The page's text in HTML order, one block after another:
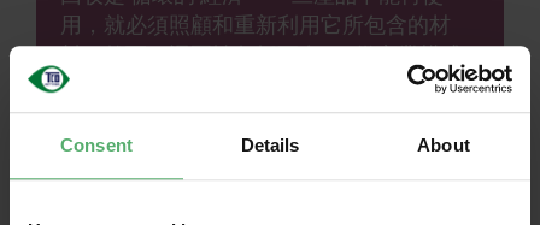
Consent Details About
用，就必須照顧和重新利用它所包含的材
料。然而，迴圈性包括更多——從商業模式
到消費者行為和物質流。大多數材料每次回
收時的價值都會降低，這使得回收成為比維
修和升級產品更不利的解決方案。